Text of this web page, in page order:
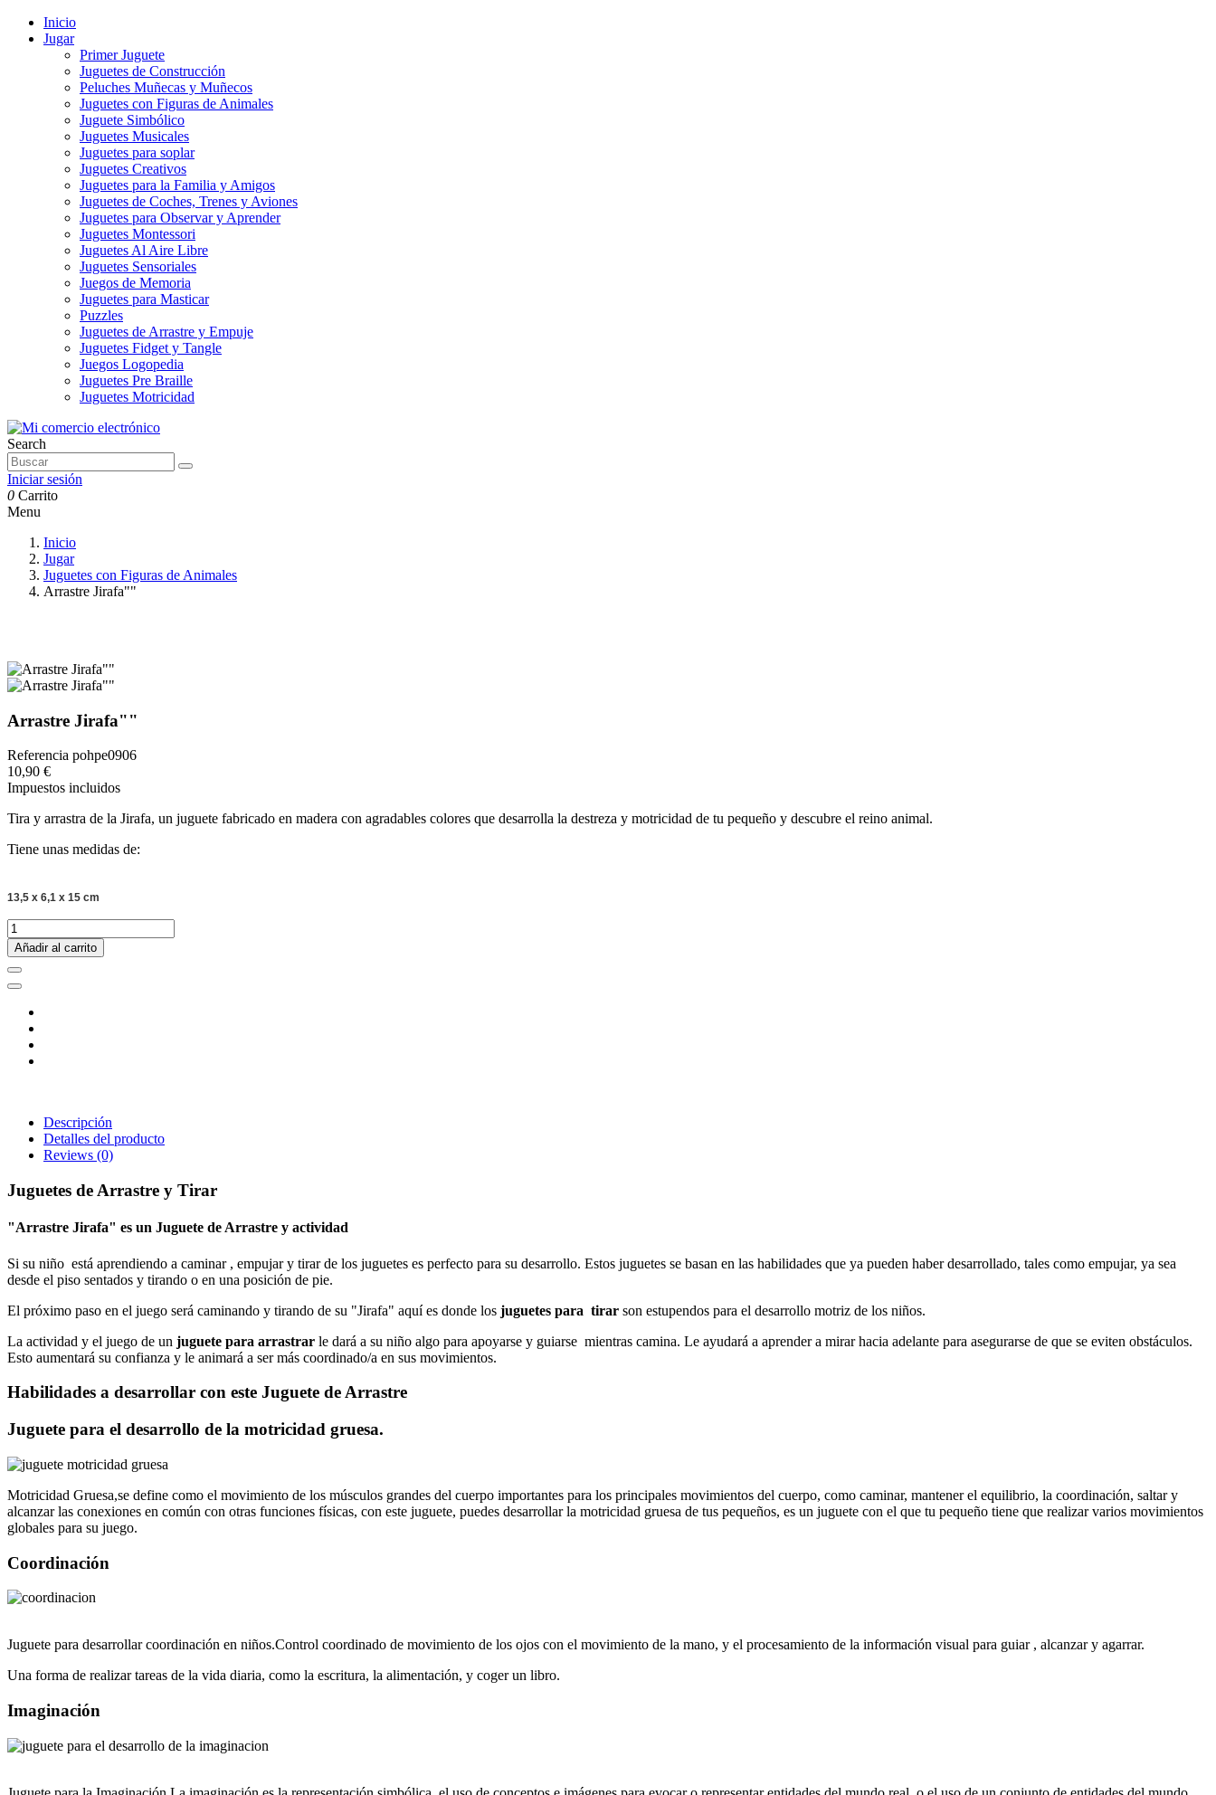
Inicio
Jugar
Primer Juguete
Juguetes de Construcción
Peluches Muñecas y Muñecos
Juguetes con Figuras de Animales
Juguete Simbólico
Juguetes Musicales
Juguetes para soplar
Juguetes Creativos
Juguetes para la Familia y Amigos
Juguetes de Coches, Trenes y Aviones
Juguetes para Observar y Aprender
Juguetes Montessori
Juguetes Al Aire Libre
Juguetes Sensoriales
Juegos de Memoria
Juguetes para Masticar
Puzzles
Juguetes de Arrastre y Empuje
Juguetes Fidget y Tangle
Juegos Logopedia
Juguetes Pre Braille
Juguetes Motricidad
Search
Iniciar sesión
0 Carrito
Menu
Inicio
Jugar
Juguetes con Figuras de Animales
Arrastre Jirafa""
Arrastre Jirafa""
Referencia pohpe0906
10,90 €
Impuestos incluidos
Tira y arrastra de la Jirafa, un juguete fabricado en madera con agradables colores que desarrolla la destreza y motricidad de tu pequeño y descubre el reino animal.
Tiene unas medidas de:
13,5 x 6,1 x 15 cm
Añadir al carrito
Descripción
Detalles del producto
Reviews (0)
Juguetes de Arrastre y Tirar
"Arrastre Jirafa" es un Juguete de Arrastre y actividad
Si su niño está aprendiendo a caminar , empujar y tirar de los juguetes es perfecto para su desarrollo. Estos juguetes se basan en las habilidades que ya pueden haber desarrollado, tales como empujar, ya sea
desde el piso sentados y tirando o en una posición de pie.
El próximo paso en el juego será caminando y tirando de su "Jirafa" aquí es donde los juguetes para tirar son estupendos para el desarrollo motriz de los niños.
La actividad y el juego de un juguete para arrastrar le dará a su niño algo para apoyarse y guiarse mientras camina. Le ayudará a aprender a mirar hacia adelante para asegurarse de que se eviten obstáculos.
Esto aumentará su confianza y le animará a ser más coordinado/a en sus movimientos.
Habilidades a desarrollar con este Juguete de Arrastre
Juguete para el desarrollo de la motricidad gruesa.
Motricidad Gruesa,se define como el movimiento de los músculos grandes del cuerpo importantes para los principales movimientos del cuerpo, como caminar, mantener el equilibrio, la coordinación, saltar y
alcanzar las conexiones en común con otras funciones físicas, con este juguete, puedes desarrollar la motricidad gruesa de tus pequeños, es un juguete con el que tu pequeño tiene que realizar varios movimientos
globales para su juego.
Coordinación
Juguete para desarrollar coordinación en niños.Control coordinado de movimiento de los ojos con el movimiento de la mano, y el procesamiento de la información visual para guiar , alcanzar y agarrar.
Una forma de realizar tareas de la vida diaria, como la escritura, la alimentación, y coger un libro.
Imaginación